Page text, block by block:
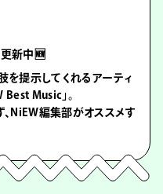
新中🆕
を提示してくれるアーティ
Best Music」。
NiEW編集部がオススメす